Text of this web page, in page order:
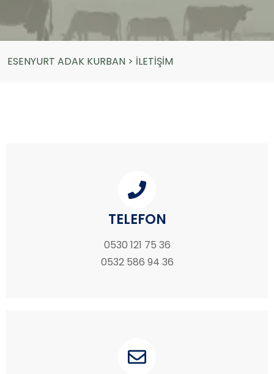
ESENYURT ADAK KURBAN > İLETİŞİM
TELEFON
0530 121 75 36
0532 586 94 36